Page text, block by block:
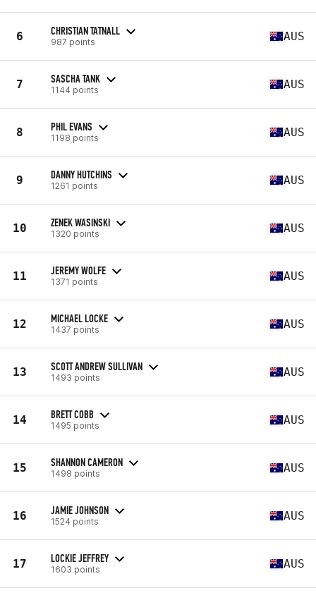
6 CHRISTIAN TATNALL
987 points AUS
7 SASCHA TANK
1144 points AUS
8 PHIL EVANS
1198 points AUS
9 DANNY HUTCHINS
1261 points AUS
10 ZENEK WASINSKI
1320 points AUS
11 JEREMY WOLFE
1371 points AUS
12 MICHAEL LOCKE
1437 points AUS
13 SCOTT ANDREW SULLIVAN
1493 points AUS
14 BRETT COBB
1495 points AUS
15 SHANNON CAMERON
1498 points AUS
16 JAMIE JOHNSON
1524 points AUS
17 LOCKIE JEFFREY
1603 points AUS